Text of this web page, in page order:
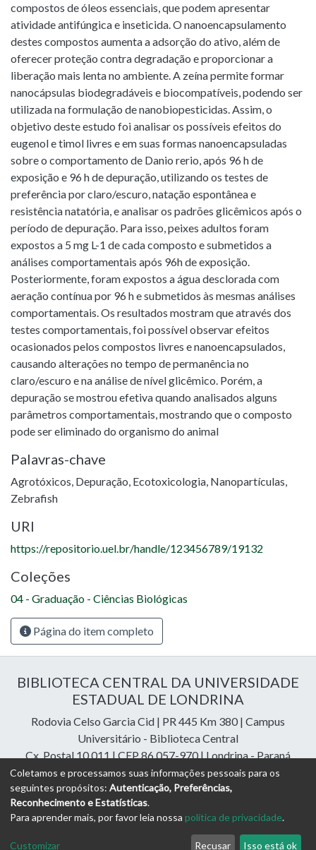
compostos de óleos essenciais, que podem apresentar
atividade antifúngica e inseticida. O nanoencapsulamento
destes compostos aumenta a adsorção do ativo, além de
oferecer proteção contra degradação e proporcionar a
liberação mais lenta no ambiente. A zeína permite formar
nanocápsulas biodegradáveis e biocompatíveis, podendo ser
utilizada na formulação de nanobiopesticidas. Assim, o
objetivo deste estudo foi analisar os possíveis efeitos do
eugenol e timol livres e em suas formas nanoencapsuladas
sobre o comportamento de Danio rerio, após 96 h de
exposição e 96 h de depuração, utilizando os testes de
preferência por claro/escuro, natação espontânea e
resistência natatória, e analisar os padrões glicêmicos após o
período de depuração. Para isso, peixes adultos foram
expostos a 5 mg L-1 de cada composto e submetidos a
análises comportamentais após 96h de exposição.
Posteriormente, foram expostos a água desclorada com
aeração contínua por 96 h e submetidos às mesmas análises
comportamentais. Os resultados mostram que através dos
testes comportamentais, foi possível observar efeitos
ocasionados pelos compostos livres e nanoencapsulados,
causando alterações no tempo de permanência no
claro/escuro e na análise de nível glicêmico. Porém, a
depuração se mostrou efetiva quando analisados alguns
parâmetros comportamentais, mostrando que o composto
pode ser eliminado do organismo do animal
Palavras-chave
Agrotóxicos, Depuração, Ecotoxicologia, Nanopartículas,
Zebrafish
URI
https://repositorio.uel.br/handle/123456789/19132
Coleções
04 - Graduação - Ciências Biológicas
Página do item completo
BIBLIOTECA CENTRAL DA UNIVERSIDADE
ESTADUAL DE LONDRINA
Rodovia Celso Garcia Cid | PR 445 Km 380 | Campus
Universitário - Biblioteca Central
Cx. Postal 10.011 | CEP 86.057-970 | Londrina - Paraná
Contatos: e-mail:riuel@uel.br| fone: 43 3371-4409
DSpace Cloud Softwarecopyright © 2023-2026
Libraries Assessoria e Consultoria
Configurações de Termos Enviar uma
Coletamos e processamos suas informações pessoais para os
seguintes propósitos: Autenticação, Preferências,
Reconhecimento e Estatísticas.
Para aprender mais, por favor leia nossa política de privacidade.
Customizar Recusar Isso está ok